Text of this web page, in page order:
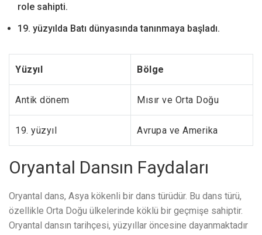
role sahipti.
19. yüzyılda Batı dünyasında tanınmaya başladı.
Yüzyıl Bölge
Antik dönem Mısır ve Orta Doğu
19. yüzyıl Avrupa ve Amerika
Oryantal Dansın Faydaları
Oryantal dans, Asya kökenli bir dans türüdür. Bu dans türü,
özellikle Orta Doğu ülkelerinde köklü bir geçmişe sahiptir.
Oryantal dansın tarihçesi, yüzyıllar öncesine dayanmaktadır